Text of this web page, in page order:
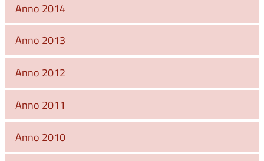
Anno 2014
Anno 2013
Anno 2012
Anno 2011
Anno 2010